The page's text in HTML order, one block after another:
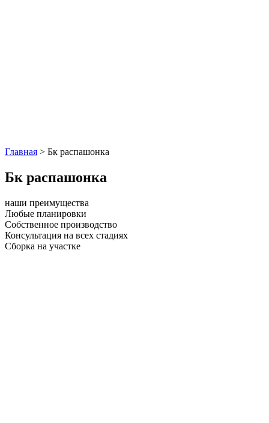
Главная > Бк распашонка
Бк распашонка
наши преимущества
Любые планировки
Собственное производство
Консультация на всех стадиях
Сборка на участке